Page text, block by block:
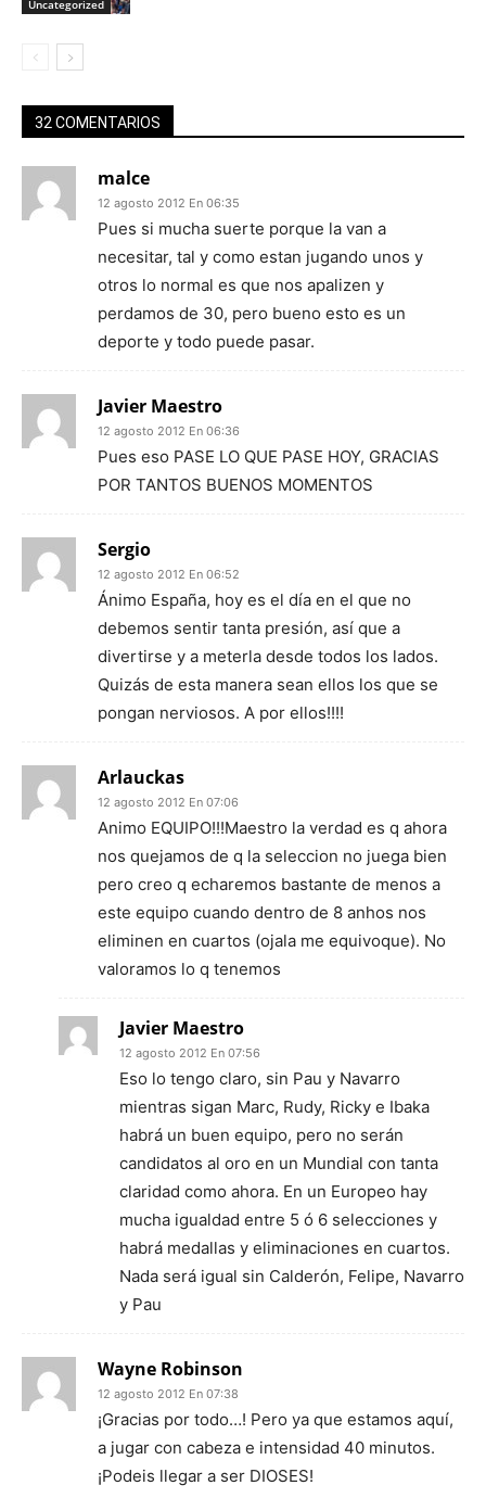
Uncategorized
32 COMENTARIOS
malce
12 agosto 2012 En 06:35
Pues si mucha suerte porque la van a
necesitar, tal y como estan jugando unos y
otros lo normal es que nos apalizen y
perdamos de 30, pero bueno esto es un
deporte y todo puede pasar.
Javier Maestro
12 agosto 2012 En 06:36
Pues eso PASE LO QUE PASE HOY, GRACIAS
POR TANTOS BUENOS MOMENTOS
Sergio
12 agosto 2012 En 06:52
Ánimo España, hoy es el día en el que no
debemos sentir tanta presión, así que a
divertirse y a meterla desde todos los lados.
Quizás de esta manera sean ellos los que se
pongan nerviosos. A por ellos!!!!
Arlauckas
12 agosto 2012 En 07:06
Animo EQUIPO!!!Maestro la verdad es q ahora
nos quejamos de q la seleccion no juega bien
pero creo q echaremos bastante de menos a
este equipo cuando dentro de 8 anhos nos
eliminen en cuartos (ojala me equivoque). No
valoramos lo q tenemos
Javier Maestro
12 agosto 2012 En 07:56
Eso lo tengo claro, sin Pau y Navarro
mientras sigan Marc, Rudy, Ricky e Ibaka
habrá un buen equipo, pero no serán
candidatos al oro en un Mundial con tanta
claridad como ahora. En un Europeo hay
mucha igualdad entre 5 ó 6 selecciones y
habrá medallas y eliminaciones en cuartos.
Nada será igual sin Calderón, Felipe, Navarro
y Pau
Wayne Robinson
12 agosto 2012 En 07:38
¡Gracias por todo…! Pero ya que estamos aquí,
a jugar con cabeza e intensidad 40 minutos.
¡Podeis llegar a ser DIOSES!